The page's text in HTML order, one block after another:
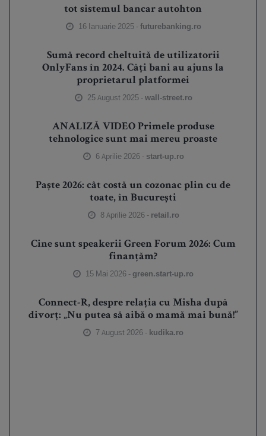
tot sistemul bancar autohton
16 Ianuarie 2025 -futurebanking.ro
Sumă record cheltuită de utilizatorii
OnlyFans în 2024. Câți bani au ajuns la
proprietarul platformei
25 August 2025 -wall-street.ro
ANALIZĂ VIDEO Primele produse
tehnologice sunt mai mereu proaste
6 Aprilie 2026 - start-up.ro
Paște 2026: cât costă un cozonac plin cu de
toate, în București
8 Aprilie 2026 - retail.ro
Cine sunt speakerii Green Forum 2026: Cum
finanțăm?
15 Mai 2026 - green.start-up.ro
Connect-R, despre relația cu Misha după
divorț: „Nu putea să aibă o mamă mai bună!”
7 August 2026 - kudika.ro